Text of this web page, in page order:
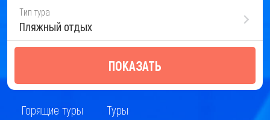
Тип тура
Пляжный отдых
ПОКАЗАТЬ
Горящие туры Туры